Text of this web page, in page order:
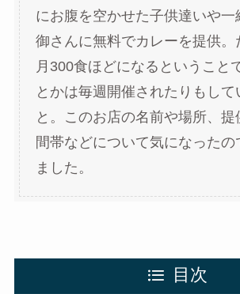
にお腹を空かせた子供達いや一
御さんに無料でカレーを提供。
月300食ほどになるということ
とかは毎週開催されたりもして
と。このお店の名前や場所、提
間帯などについて気になったの
ました。
目次